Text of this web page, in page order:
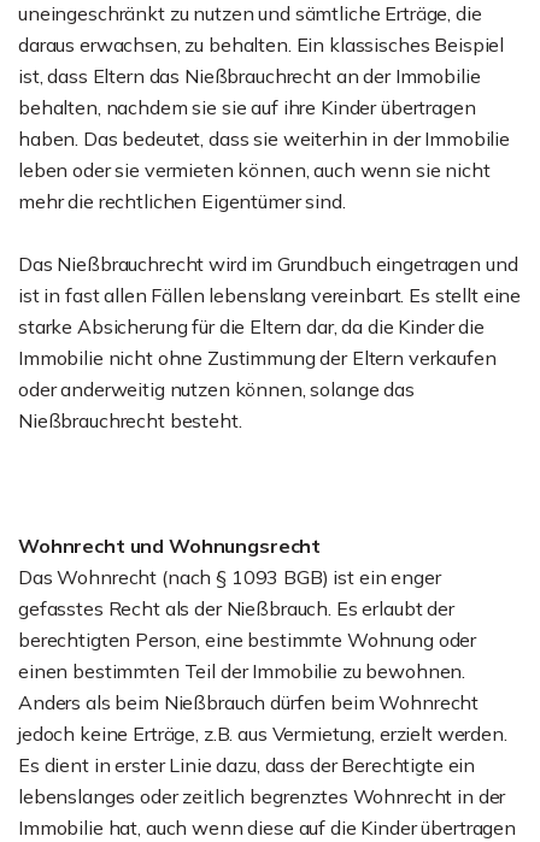
uneingeschränkt zu nutzen und sämtliche Erträge, die
daraus erwachsen, zu behalten. Ein klassisches Beispiel
ist, dass Eltern das Nießbrauchrecht an der Immobilie
behalten, nachdem sie sie auf ihre Kinder übertragen
haben. Das bedeutet, dass sie weiterhin in der Immobilie
leben oder sie vermieten können, auch wenn sie nicht
mehr die rechtlichen Eigentümer sind.
Das Nießbrauchrecht wird im Grundbuch eingetragen und
ist in fast allen Fällen lebenslang vereinbart. Es stellt eine
starke Absicherung für die Eltern dar, da die Kinder die
Immobilie nicht ohne Zustimmung der Eltern verkaufen
oder anderweitig nutzen können, solange das
Nießbrauchrecht besteht.
Wohnrecht und Wohnungsrecht
Das Wohnrecht (nach § 1093 BGB) ist ein enger
gefasstes Recht als der Nießbrauch. Es erlaubt der
berechtigten Person, eine bestimmte Wohnung oder
einen bestimmten Teil der Immobilie zu bewohnen.
Anders als beim Nießbrauch dürfen beim Wohnrecht
jedoch keine Erträge, z.B. aus Vermietung, erzielt werden.
Es dient in erster Linie dazu, dass der Berechtigte ein
lebenslanges oder zeitlich begrenztes Wohnrecht in der
Immobilie hat, auch wenn diese auf die Kinder übertragen